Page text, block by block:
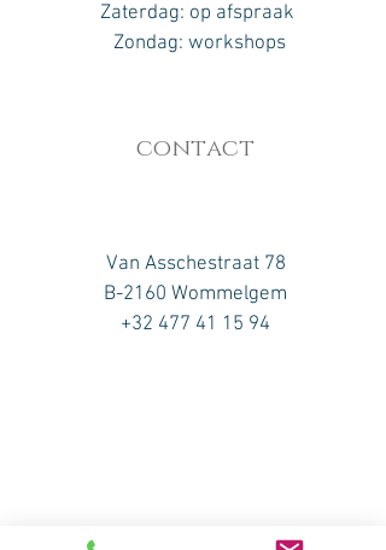
​​Zaterdag: op afspraak ​
Zondag: workshops
contact
Van Asschestraat 78
B-2160 Wommelgem
+32 477 41 15 94